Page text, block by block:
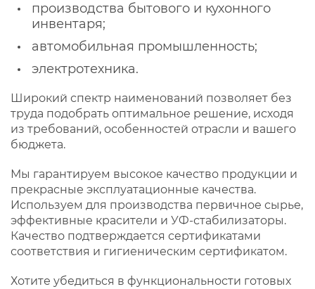
производства бытового и кухонного
инвентаря;
автомобильная промышленность;
электротехника.
Широкий спектр наименований позволяет без
труда подобрать оптимальное решение, исходя
из требований, особенностей отрасли и вашего
бюджета.
Мы гарантируем высокое качество продукции и
прекрасные эксплуатационные качества.
Используем для производства первичное сырье,
эффективные красители и УФ-стабилизаторы.
Качество подтверждается сертификатами
соответствия и гигиеническим сертификатом.
Хотите убедиться в функциональности готовых